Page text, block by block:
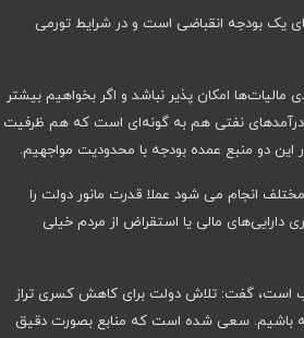
شده‌ است به معنای یک بودجه انقباضی است و در شرایط تورمی
تاکید کرد: باید توجه داشته باشیم که شاید دیگر رشد بیشتر از ۵۰ درصدی مالیات‌ها امکان پذیر نباشد و اگر بخواهیم بیشتر
درآمدهای نفتی هم به گونه‌ای است که هم ظرفیت
این دو منبع عمده بودجه با محدودیت مواجهیم.
انجام می شود عملا قدرت مانور دولت را
مالی یا استقراض از مردم خیلی
است، گفت: تلاش دولت برای کاهش کسری تراز
باشیم. سعی شده‌ است که منابع بصورت دقیق